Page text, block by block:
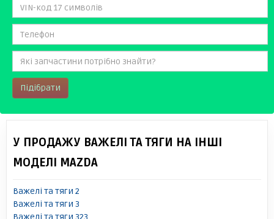
Підібрати
У ПРОДАЖУ ВАЖЕЛІ ТА ТЯГИ НА ІНШІ
МОДЕЛІ MAZDA
Важелі та тяги 2
Важелі та тяги 3
Важелі та тяги 323